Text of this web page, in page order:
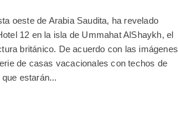
oeste de Arabia Saudita, ha revelado
12 en la isla de Ummahat AlShaykh, el
británico. De acuerdo con las imágenes
de casas vacacionales con techos de
estarán...